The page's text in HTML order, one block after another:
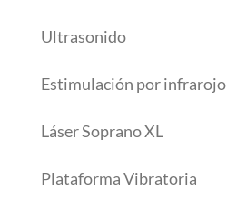
Ultrasonido
Estimulación por infrarojo
Láser Soprano XL
Plataforma Vibratoria